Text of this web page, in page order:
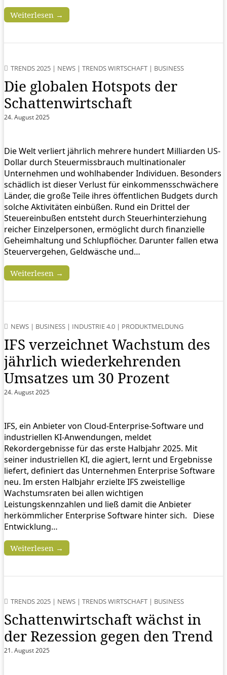
Weiterlesen →
TRENDS 2025 | NEWS | TRENDS WIRTSCHAFT | BUSINESS
Die globalen Hotspots der
Schattenwirtschaft
24. August 2025
Die Welt verliert jährlich mehrere hundert Milliarden US-
Dollar durch Steuermissbrauch multinationaler
Unternehmen und wohlhabender Individuen. Besonders
schädlich ist dieser Verlust für einkommensschwächere
Länder, die große Teile ihres öffentlichen Budgets durch
solche Aktivitäten einbüßen. Rund ein Drittel der
Steuereinbußen entsteht durch Steuerhinterziehung
reicher Einzelpersonen, ermöglicht durch finanzielle
Geheimhaltung und Schlupflöcher. Darunter fallen etwa
Steuervergehen, Geldwäsche und…
Weiterlesen →
NEWS | BUSINESS | INDUSTRIE 4.0 | PRODUKTMELDUNG
IFS verzeichnet Wachstum des
jährlich wiederkehrenden
Umsatzes um 30 Prozent
24. August 2025
IFS, ein Anbieter von Cloud-Enterprise-Software und
industriellen KI-Anwendungen, meldet
Rekordergebnisse für das erste Halbjahr 2025. Mit
seiner industriellen KI, die agiert, lernt und Ergebnisse
liefert, definiert das Unternehmen Enterprise Software
neu. Im ersten Halbjahr erzielte IFS zweistellige
Wachstumsraten bei allen wichtigen
Leistungskennzahlen und ließ damit die Anbieter
herkömmlicher Enterprise Software hinter sich. Diese
Entwicklung…
Weiterlesen →
TRENDS 2025 | NEWS | TRENDS WIRTSCHAFT | BUSINESS
Schattenwirtschaft wächst in
der Rezession gegen den Trend
21. August 2025